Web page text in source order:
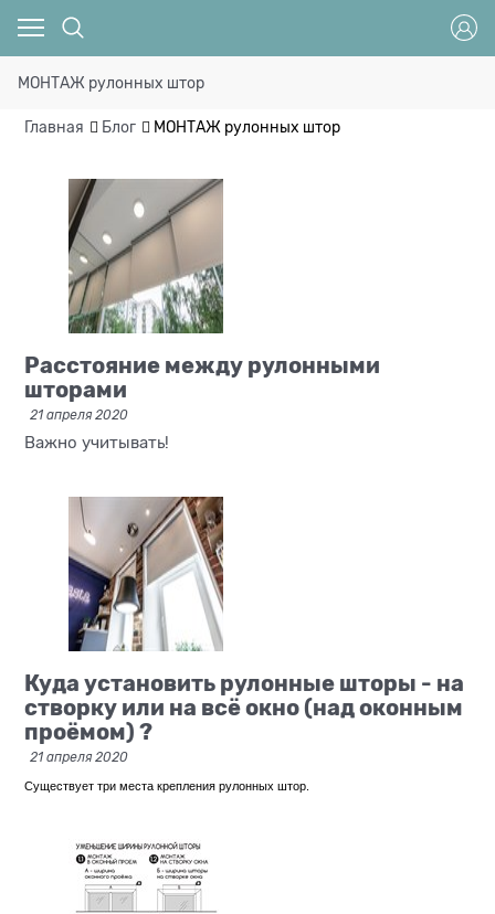
МОНТАЖ рулонных штор
Главная Блог МОНТАЖ рулонных штор
Расстояние между рулонными
шторами
21 апреля 2020
Важно учитывать!
Куда установить рулонные шторы - на
створку или на всё окно (над оконным
проёмом) ?
21 апреля 2020
Существует три места крепления рулонных штор.